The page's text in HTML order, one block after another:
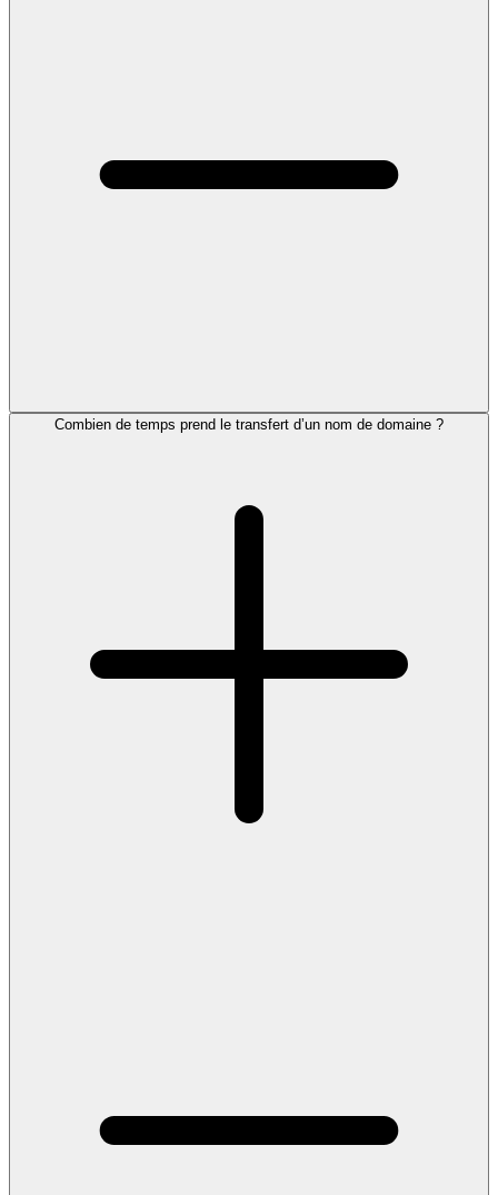
Combien de temps prend le transfert d’un nom de domaine ?